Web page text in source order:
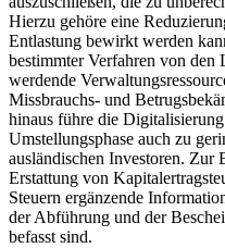
Hierzu gehöre eine
Entlastung bewirkt werden
bestimmter Verfahren von den
werdende
Missbrauchs- und
hinaus führe die
Umstellungsphase auch zu
ausländischen Investoren. Zur
Erstattung von
Steuern ergänzende
der Abführung und der
befasst sind.